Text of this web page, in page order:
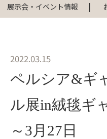
展示会・イベント情報
2022.03.15
ペルシア&ギ
ル展in絨毯ギ
～3月27日